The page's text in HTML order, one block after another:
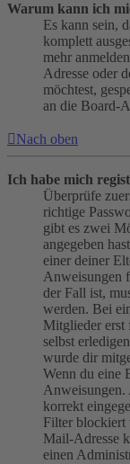
Warum kann ich
Es kann sein,
komplett
mehr
Adresse oder
möchtest,
an die Board-
Nach oben
Ich habe mich
Überprüfe
richtige
gibt es zwei
angegeben
einer deiner
Anweisungen
der Fall ist,
werden. Bei
Mitglieder erst
selbst
wurde dir
Wenn du eine
Anweisungen.
korrekt
Filter blockiert
Mail-Adresse
einen